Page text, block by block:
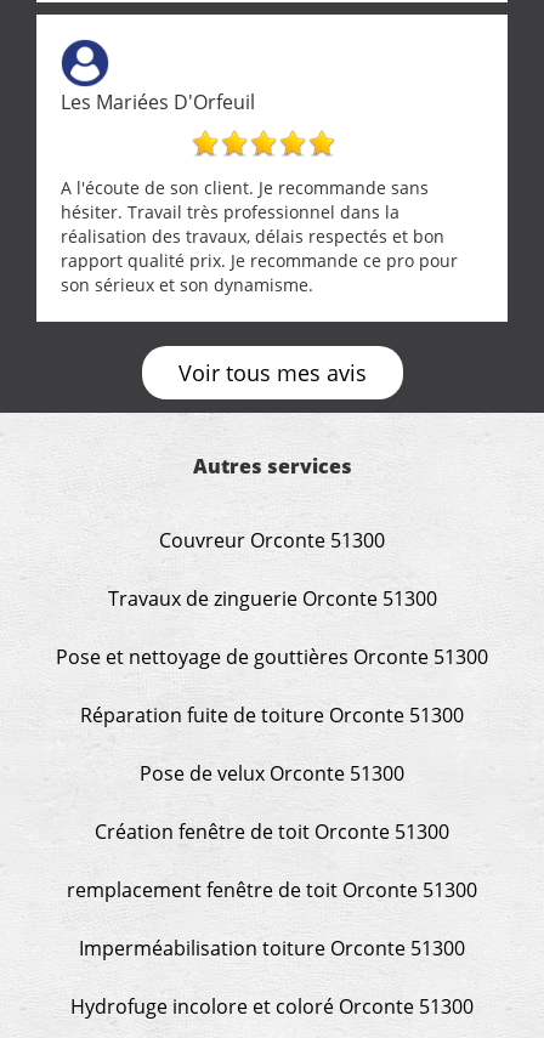
Les Mariées D'Orfeuil
A l'écoute de son client. Je recommande sans
hésiter. Travail très professionnel dans la
réalisation des travaux, délais respectés et bon
rapport qualité prix. Je recommande ce pro pour
son sérieux et son dynamisme.
Voir tous mes avis
Autres services
Couvreur Orconte 51300
Travaux de zinguerie Orconte 51300
Pose et nettoyage de gouttières Orconte 51300
Réparation fuite de toiture Orconte 51300
Pose de velux Orconte 51300
Création fenêtre de toit Orconte 51300
remplacement fenêtre de toit Orconte 51300
Imperméabilisation toiture Orconte 51300
Hydrofuge incolore et coloré Orconte 51300